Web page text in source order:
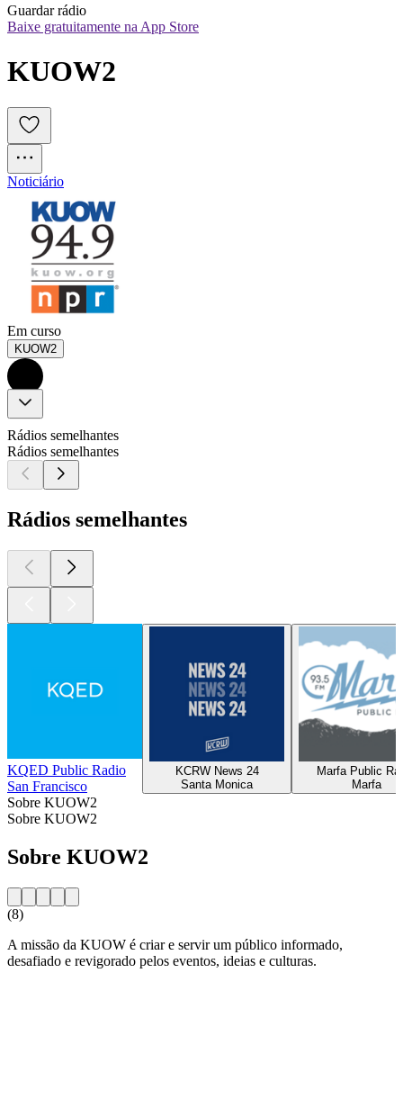
Guardar rádio
Baixe gratuitamente na App Store
KUOW2
Noticiário
Em curso
KUOW2
Rádios semelhantes
Rádios semelhantes
Rádios semelhantes
KQED Public Radio
San Francisco
KCRW News 24
Santa Monica
Marfa Public
Marfa
Sobre KUOW2
Sobre KUOW2
Sobre KUOW2
(8)
A missão da KUOW é criar e servir um público informado,
desafiado e revigorado pelos eventos, ideias e culturas.